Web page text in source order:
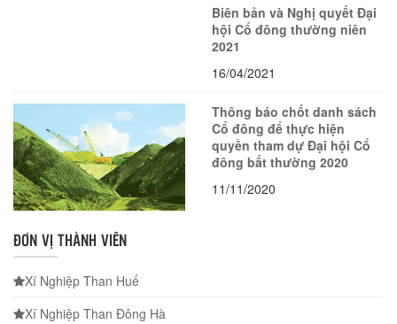
Biên bản và Nghị quyết Đại
hội Cổ đông thường niên
2021
16/04/2021
Thông báo chốt danh sách
Cổ đông để thực hiện
quyền tham dự Đại hội Cổ
đông bất thường 2020
11/11/2020
ĐƠN VỊ THÀNH VIÊN
Xí Nghiệp Than Huế
Xí Nghiệp Than Đông Hà